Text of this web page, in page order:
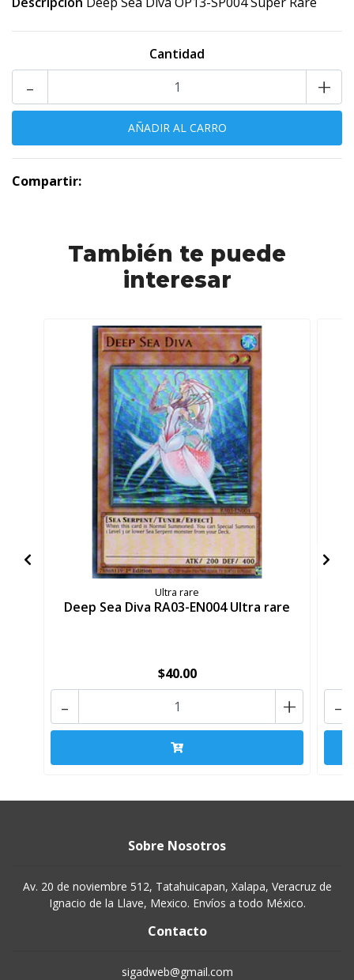
Cantidad
+
-
Compartir:
También te puede
interesar
Ultra rare
Deep Sea Diva RA03-EN004 Ultra rare
$40.00
+
- -
Sobre Nosotros
Av. 20 de noviembre 512, Tatahuicapan, Xalapa, Veracruz de
Ignacio de la Llave, Mexico. Envíos a todo México.
Contacto
sigadweb@gmail.com